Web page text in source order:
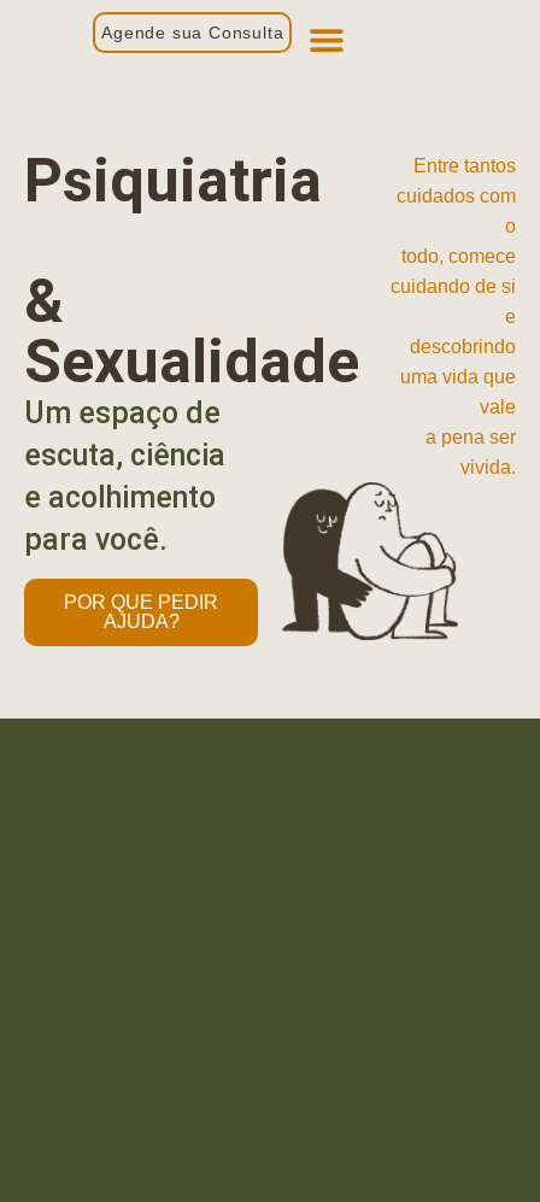
Agende sua Consulta
Psiquiatria
&
Sexualidade
Um espaço de
escuta, ciência
e acolhimento
para você.
POR QUE PEDIR
AJUDA?
Entre tantos
cuidados com
o
todo, comece
cuidando de si
e
descobrindo
uma vida que
vale
a pena ser
vivida.